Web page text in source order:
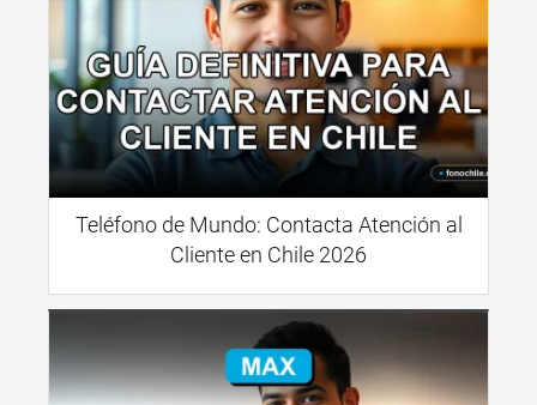
Teléfono de Mundo: Contacta Atención al
Cliente en Chile 2026